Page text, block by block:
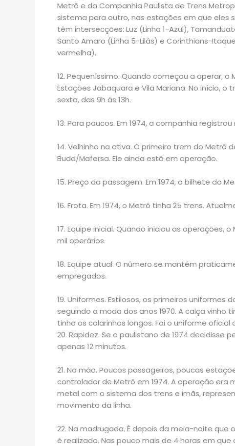
Metrô e da Companhia Paulista de Trens
sistema para outro, nas estações em que
têm intersecções: Luz (Linha 1-Azul),
Santo Amaro (Linha 5-Lilás) e Corinthians-
vermelha).
12. Pequeníssimo. Quando começou a operar,
Estações Jabaquara e Vila Mariana. No início,
sexta, das 9h às 13h.
13. Para poucos. Em 1974, a companhia
14. Velhinho na ativa. O primeiro trem do Metrô
Budd/Mafersa. Ele ainda está em operação.
15. Preço da passagem. Em 1974, o bilhete do
16. Frota. Em 1974, o Metrô tinha 25 trens.
17. Equipe inicial. Quando iniciou as operações,
mil operários.
18. Equipe atual. O número se mantém
empregados.
19. Uniformes. Estilosos, os primeiros
seguindo a moda dos anos 1970. A calça vinho
tinha os colarinhos longos. Foi o uniforme oficial
20. Rapidez. Se o paulistano de 1974
apenas 12 minutos.
21. Na mão. Poucos passageiros, poucas
controlador de Metrô em 1974. A operação era
metal com o sistema dos trens e imãs,
movimento da linha.
22. Na madrugada. É depois da meia-noite
é realizado. Nas pouco mais de 4 horas em